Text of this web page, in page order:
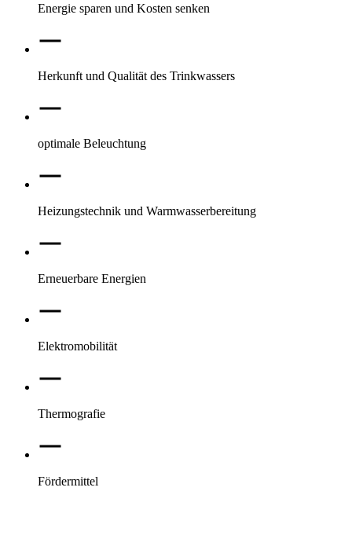
Energie sparen und Kosten senken
Herkunft und Qualität des Trinkwassers
optimale Beleuchtung
Heizungstechnik und Warmwasserbereitung
Erneuerbare Energien
Elektromobilität
Thermografie
Fördermittel